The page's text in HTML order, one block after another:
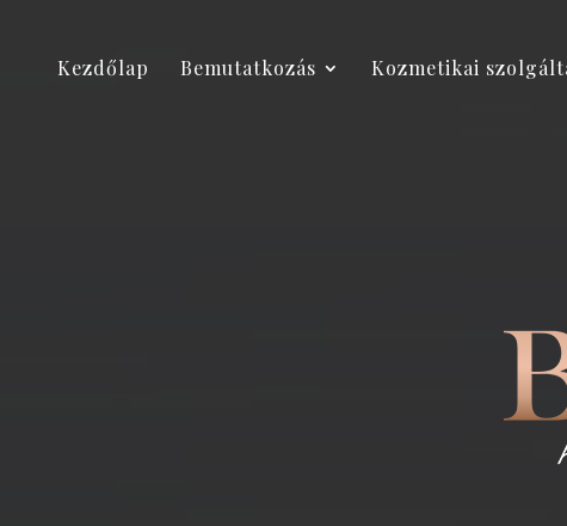
Kezdőlap Bemutatkozás Kozmetikai